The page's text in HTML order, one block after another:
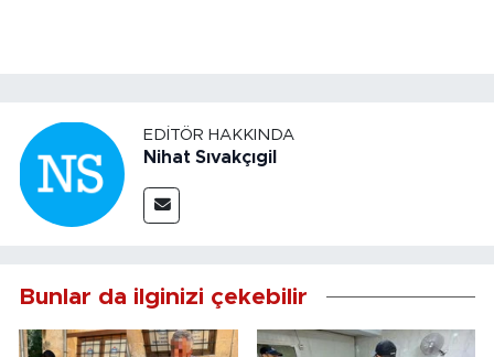
EDITÖR HAKKINDA
Nihat Sıvakçıgil
Bunlar da ilginizi çekebilir